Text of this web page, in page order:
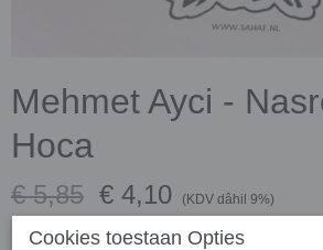
Mehmet Ayci -
Hoca
€ 5,85 € 4,10 (KDV dâhil 9%)
Stokta- Teslimat süresi 1-3 iş günü içinde
Cookies toestaan Opties